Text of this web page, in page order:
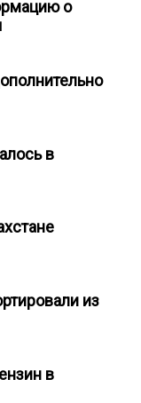
о
в
из
в